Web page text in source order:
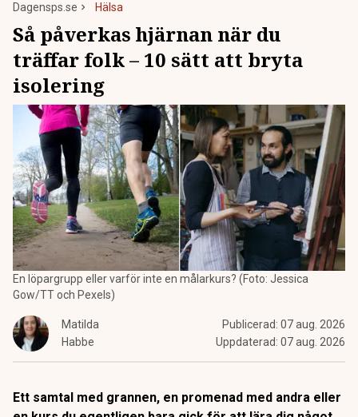
Dagensps.se Hälsa
Så påverkas hjärnan när du
träffar folk – 10 sätt att bryta
isolering
En löpargrupp eller varför inte en målarkurs? (Foto: Jessica
Gow/TT och Pexels)
Matilda
Habbe
Publicerad: 07 aug. 2026
Uppdaterad: 07 aug. 2026
Ett samtal med grannen, en promenad med andra eller